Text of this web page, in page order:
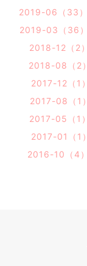
2019-06（33）
2019-03（36）
2018-12（2）
2018-08（2）
2017-12（1）
2017-08（1）
2017-05（1）
2017-01（1）
2016-10（4）